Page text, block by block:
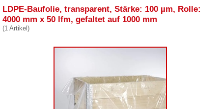
LDPE-Baufolie, transparent, Stärke: 100 µm, Rolle:
4000 mm x 50 lfm, gefaltet auf 1000 mm
(1 Artikel)